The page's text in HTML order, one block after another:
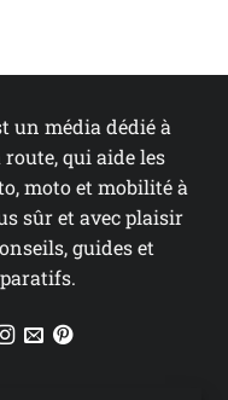
un média dédié à
route, qui aide les
moto et mobilité à
sûr et avec plaisir
guides et